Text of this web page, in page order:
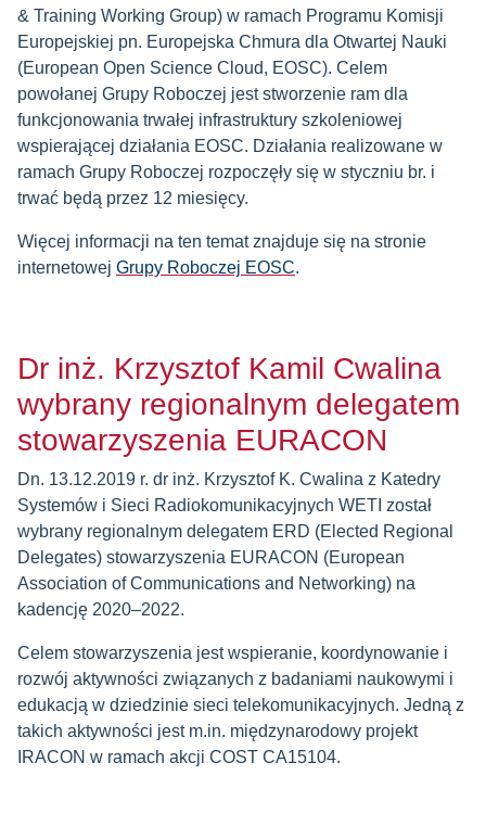
& Training Working Group) w ramach Programu Komisji
Europejskiej pn. Europejska Chmura dla Otwartej Nauki
(European Open Science Cloud, EOSC). Celem
powołanej Grupy Roboczej jest stworzenie ram dla
funkcjonowania trwałej infrastruktury szkoleniowej
wspierającej działania EOSC. Działania realizowane w
ramach Grupy Roboczej rozpoczęły się w styczniu br. i
trwać będą przez 12 miesięcy.
Więcej informacji na ten temat znajduje się na stronie
internetowej Grupy Roboczej EOSC.
Dr inż. Krzysztof Kamil Cwalina
wybrany regionalnym delegatem
stowarzyszenia EURACON
Dn. 13.12.2019 r. dr inż. Krzysztof K. Cwalina z Katedry
Systemów i Sieci Radiokomunikacyjnych WETI został
wybrany regionalnym delegatem ERD (Elected Regional
Delegates) stowarzyszenia EURACON (European
Association of Communications and Networking) na
kadencję 2020–2022.
Celem stowarzyszenia jest wspieranie, koordynowanie i
rozwój aktywności związanych z badaniami naukowymi i
edukacją w dziedzinie sieci telekomunikacyjnych. Jedną z
takich aktywności jest m.in. międzynarodowy projekt
IRACON w ramach akcji COST CA15104.